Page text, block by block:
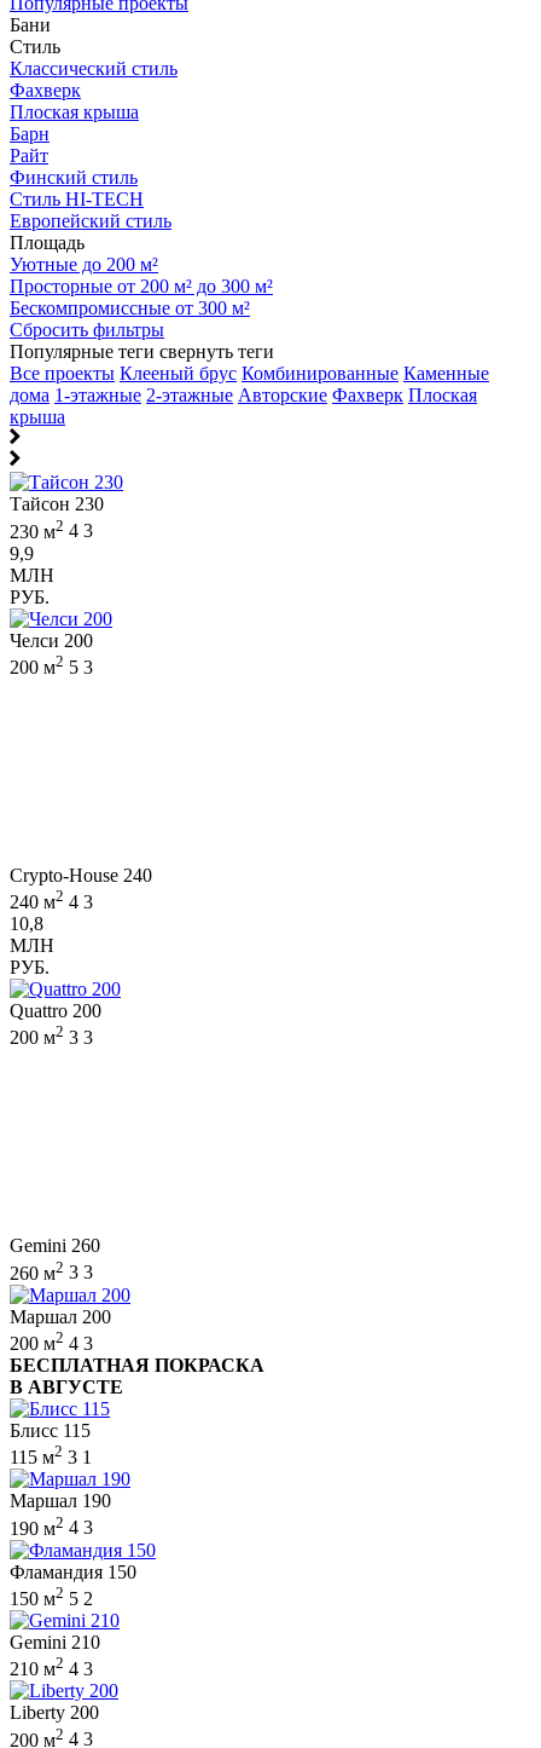
Бани
Стиль
Классический стиль
Фахверк
Плоская крыша
Барн
Райт
Финский стиль
Стиль HI-TECH
Европейский стиль
Площадь
Уютные до 200 м²
Просторные от 200 м² до 300 м²
Бескомпромиссные от 300 м²
Сбросить фильтры
Популярные теги свернуть теги
Все проекты Клееный брус Комбинированные Каменные
дома 1-этажные 2-этажные Авторские Фахверк Плоская
крыша
Тайсон 230
230 м2 4 3
9,9
МЛН
РУБ.
Челси 200
200 м2 5 3
Crypto-House 240
240 м2 4 3
10,8
МЛН
РУБ.
Quattro 200
200 м2 3 3
Gemini 260
260 м2 3 3
Маршал 200
200 м2 4 3
БЕСПЛАТНАЯ ПОКРАСКА
В АВГУСТЕ
Блисс 115
115 м2 3 1
Маршал 190
190 м2 4 3
Фламандия 150
150 м2 5 2
Gemini 210
210 м2 4 3
Liberty 200
200 м2 4 3